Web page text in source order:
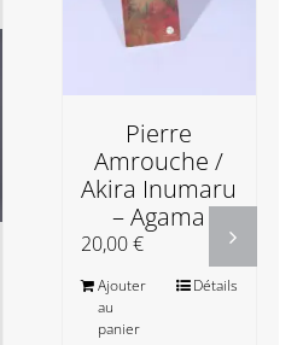
Pierre
Amrouche /
Akira Inumaru
– Agama
20,00€
Ajouter
au
panier
Détails